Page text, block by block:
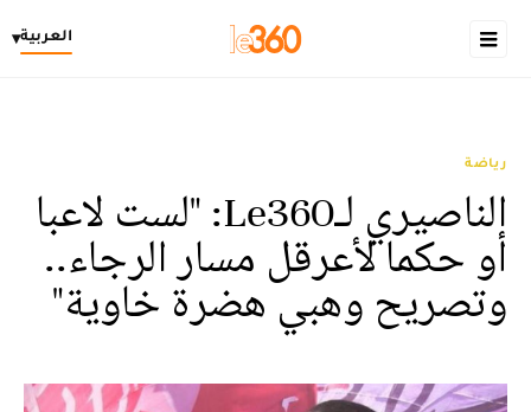
العربية▾
رياضة
الناصيري لـLe360: "لست لاعبا
أو حكما لأعرقل مسار الرجاء..
وتصريح وهبي هضرة خاوية"